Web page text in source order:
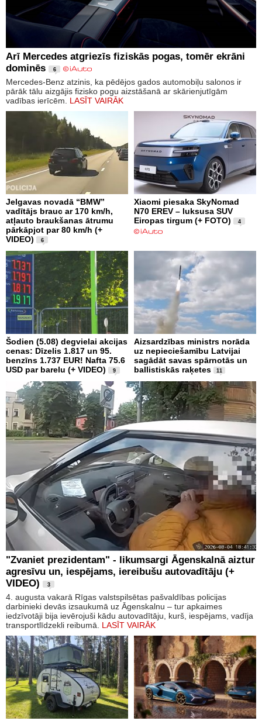
Arī Mercedes atgriezīs fiziskās pogas, tomēr ekrāni
dominēs
6
Mercedes-Benz atzinis, ka pēdējos gados automobiļu salonos ir
pārāk tālu aizgājis fizisko pogu aizstāšanā ar skārienjutīgām
vadības ierīcēm. LASĪT VAIRĀK
Jelgavas novadā “BMW”
vadītājs brauc ar 170 km/h,
atļauto braukšanas ātrumu
pārkāpjot par 80 km/h (+
VIDEO)
6
Xiaomi piesaka SkyNomad
N70 EREV – luksusa SUV
Eiropas tirgum (+ FOTO)
4
Šodien (5.08) degvielai akcijas
cenas: Dīzelis 1.817 un 95.
benzīns 1.737 EUR! Nafta 75.6
USD par barelu (+ VIDEO)
9
Aizsardzības ministrs norāda
uz nepieciešamību Latvijai
sagādāt savas spārnotās un
ballistiskās raķetes
11
"Zvaniet prezidentam" - likumsargi Āgenskalnā aiztur
agresīvu un, iespējams, iereibušu autovadītāju (+
VIDEO)
3
4. augusta vakarā Rīgas valstspilsētas pašvaldības policijas
darbinieki devās izsaukumā uz Āgenskalnu – tur apkaimes
iedzīvotāji bija ievērojuši kādu autovadītāju, kurš, iespējams, vadīja
transportlīdzekli reibumā. LASĪT VAIRĀK